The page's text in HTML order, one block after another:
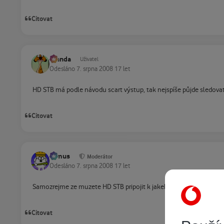
Citovat
Standa Uživatel
Odesláno 7. srpna 2008 17 let
HD STB má podle návodu scart výstup, tak nejspíše půjde
Citovat
tomus Moderátor
Odesláno 7. srpna 2008 17 let
Samozrejme ze muzete HD STB pripojit k jakekoliv TV a sledovat
Citovat